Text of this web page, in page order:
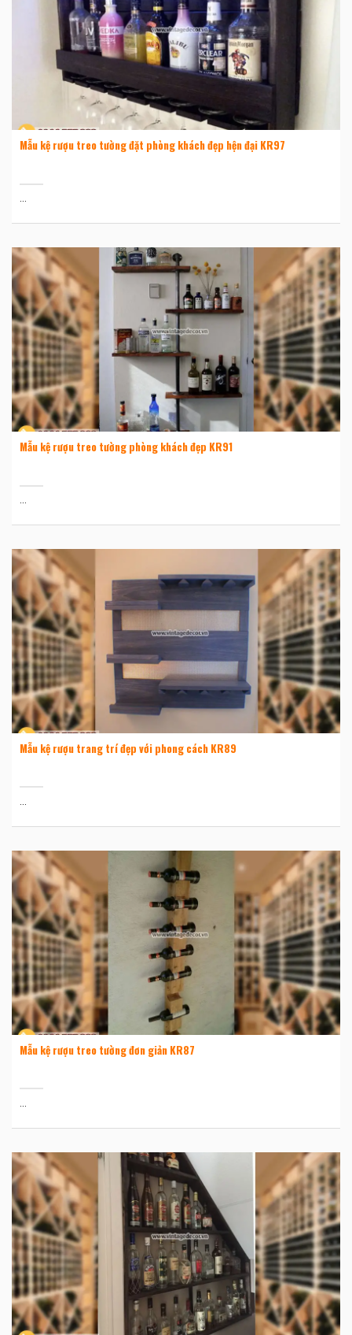
Mẫu kệ rượu treo tường đặt phòng khách đẹp hện đại KR97
...
Mẫu kệ rượu treo tường phòng khách đẹp KR91
...
Mẫu kệ rượu trang trí đẹp với phong cách KR89
...
Mẫu kệ rượu treo tường đơn giản KR87